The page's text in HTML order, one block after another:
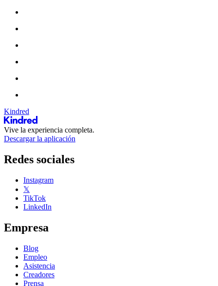
Kindred
Vive la experiencia completa.
Descargar la aplicación
Redes sociales
Instagram
𝕏
TikTok
LinkedIn
Empresa
Blog
Empleo
Asistencia
Creadores
Prensa